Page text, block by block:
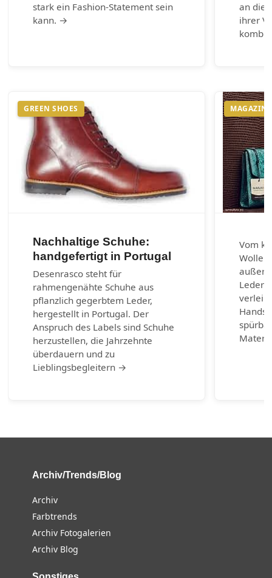
stark ein Fashion-Statement sein
kann. →
an die
ihrer
GREEN SHOES
Nachhaltige Schuhe:
handgefertigt in Portugal
Desenrasco steht für
rahmengenähte Schuhe aus
pflanzlich gegerbtem Leder,
hergestellt in Portugal. Der
Anspruch des Labels sind Schuhe
herzustellen, die Jahrzehnte
überdauern und zu
Lieblingsbegleitern →
MAGAZIN
Vom
Wolle
Archiv/Trends/Blog
Archiv
Farbtrends
Archiv Fotogalerien
Archiv Blog